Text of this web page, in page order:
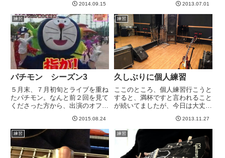
見るとちと妙ですねww前に公開
した弾いてみたテイラースウィフ
トのChangeという曲の動画です
が、やっぱあまりになんだな...
2014.09.15
って見ればわかるけどwwwジャ
ングルは前半ミスが多かったし、
ソロで音程微妙など、残念感をか
もしだしつつ、とりあえず満足
＾...
2013.07.01
練習
パチモン シーズン3
５月末、７月初旬とライブを重ね
たパチモン。なんと前２回を見て
くださった方から、出演のオファ
のよ？とか言ってみました。もち
ろん、我々が支払う料金のことで
すよ！www間違ってももらえま
せんwwなんと日付は１０月３
日...
2015.08.24
練習
久しぶりに個人練習
ここのところ、個人練習行こうと
すると、満杯ですと言われること
が続いてましたが、今日は大丈夫
空いてます」と言われて、一瞬う
っとなったが、練習したかったの
で良しとします。広々。今日は身
軽にギターだけ持っていって、
ペ...
2013.11.27
練習 練習